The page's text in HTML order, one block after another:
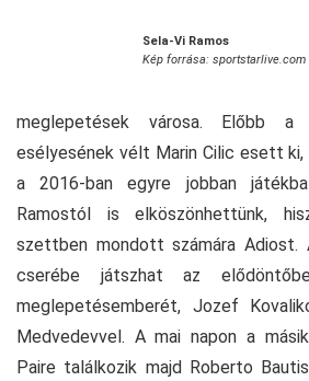
Sela-Vi Ramos
Kép forrása: sportstarlive.com
meglepetések városa. Előbb
esélyesének vélt Marin Cilic esett ki,
a 2016-ban egyre jobban
Ramostól is elköszönhettünk,
szettben mondott számára Adiost.
cserébe játszhat az
meglepetésemberét, Jozef
Medvedevvel. A mai napon a
Paire találkozik majd Roberto